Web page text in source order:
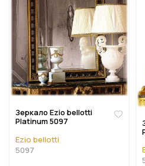
Зеркало Ezio bellotti
Platinum 5097
Ezio bellotti
5097